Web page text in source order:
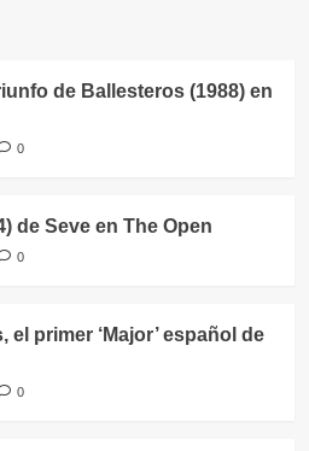
de Ballesteros (1988) en
0
de Seve en The Open
0
primer ‘Major’ español de
0